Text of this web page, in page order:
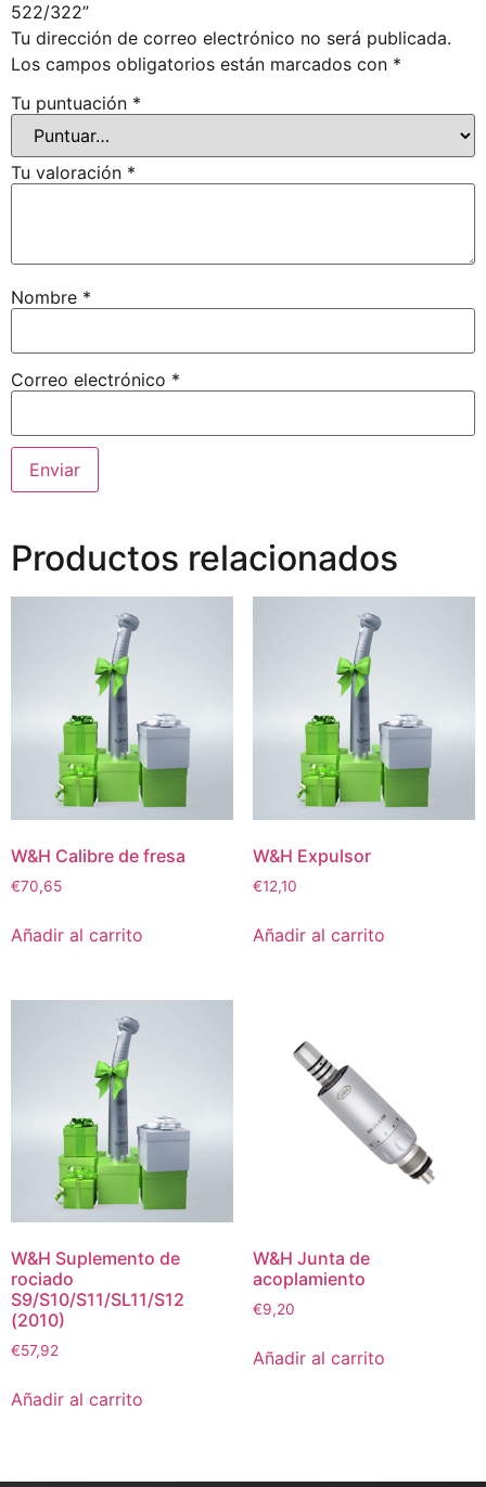
522/322”
Tu dirección de correo electrónico no será publicada.
Los campos obligatorios están marcados con *
Tu puntuación *
Tu valoración *
Nombre *
Correo electrónico *
Productos relacionados
W&H Calibre de fresa
€70,65
Añadir al carrito
W&H Expulsor
€12,10
Añadir al carrito
W&H Suplemento de
rociado
S9/S10/S11/SL11/S12
(2010)
€57,92
Añadir al carrito
W&H Junta de
acoplamiento
€9,20
Añadir al carrito